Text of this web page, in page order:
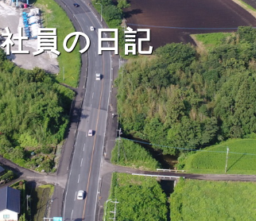
社員の日記